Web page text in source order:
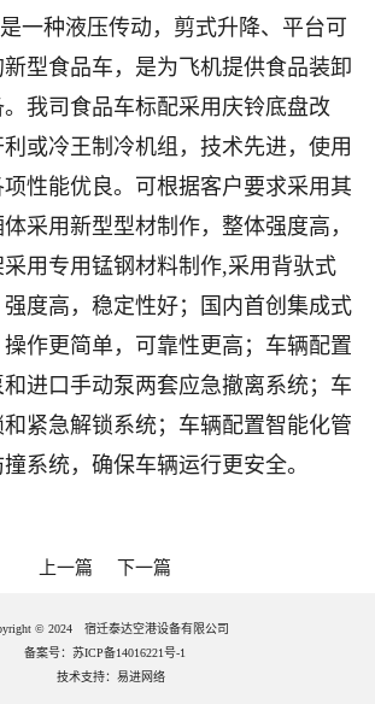
是一种液压传动，剪式升降、平台可
型食品车，是为飞机提供食品装卸
我司食品车标配采用庆铃底盘改
或冷王制冷机组，技术先进，使用
性能优良。可根据客户要求采用其
采用新型型材制作，整体强度高，
用专用锰钢材料制作,采用背驮式
度高，稳定性好；国内首创集成式
作更简单，可靠性更高；车辆配置
进口手动泵两套应急撤离系统；车
紧急解锁系统；车辆配置智能化管
系统，确保车辆运行更安全。
上一篇 下一篇
© 2024 宿迁泰达空港设备有限公司
备案号：苏ICP备14016221号-1
技术支持： 易进网络